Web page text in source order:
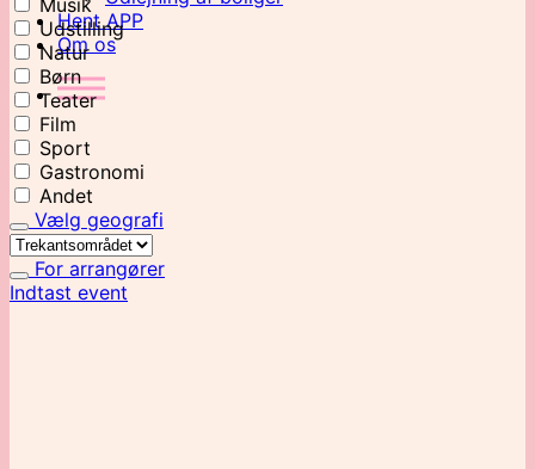
Hent APP
Om os
Udstilling
Natur
Børn
Teater
Film
Sport
Gastronomi
Andet
Vælg geografi
For arrangører
Indtast event